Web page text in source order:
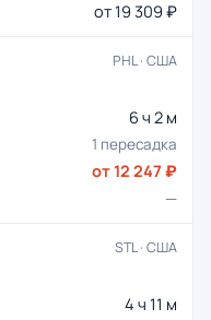
от 19 309 ₽
PHL · США
6 ч 2 м
1 пересадка
от 12 247 ₽
—
STL · США
4 ч 11 м